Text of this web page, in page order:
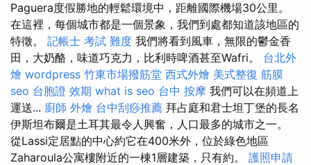
Paguera度假勝地的輕鬆環境中，距離國際機場30公里。
在這裡，每個城市都是一個景象，我們到處都知道該地區的
特徵。 記帳士 考試 難度 我們將看到風車，無限的鬱金香
田，大奶酪，味道巧克力，比利時啤酒甚至Wafri。 台北外
燴 wordpress 竹東市場撥筋堂 西式外燴 美式整復 筋膜
seo 台胞證 效期 what is seo 台中 按摩 我們可以在頻道上
運送... 廚師 外燴 台中刮痧推薦 拜占庭和君士坦丁堡的長名
伊斯坦布爾是土耳其最令人興奮，人口最多的城市之一。
從Lassi定居點的中心約它在400米外，位於綠色地區
Zaharoula公寓樓附近的一棟1層建築，只有約。 護照申請